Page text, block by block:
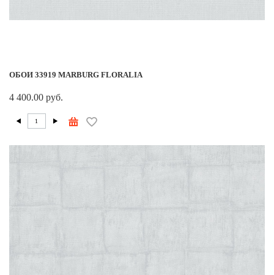
ОБОИ 33919 MARBURG FLORALIA
4 400.00 руб.